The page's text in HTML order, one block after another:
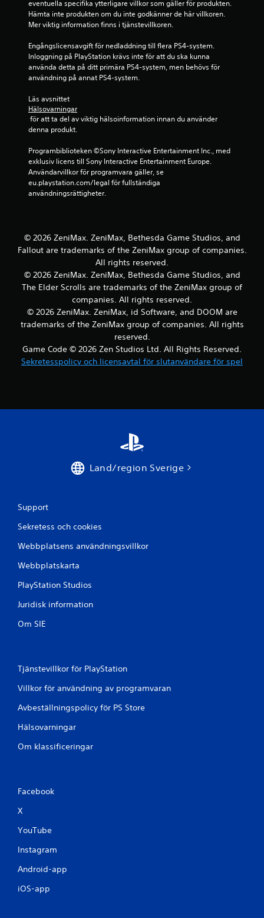
r
m
a
t
p
å
8
e
eventuella specifika ytterligare villkor som gäller för produkten.
Hämta inte produkten om du inte godkänner de här villkoren.
Mer viktig information finns i tjänstevillkoren.
Engångslicensavgift för nedladdning till flera PS4-system.
Inloggning på PlayStation krävs inte för att du ska kunna
använda detta på ditt primära PS4-system, men behövs för
användning på annat PS4-system.
Läs avsnittet
Hälsovarningar
denna produkt.
Programbiblioteken ©Sony Interactive Entertainment Inc., med
exklusiv licens till Sony Interactive Entertainment Europe.
Användarvillkor för programvara gäller, se
eu.playstation.com/legal för fullständiga
användningsrättigheter.
© 2026 ZeniMax. ZeniMax, Bethesda Game Studios, and
Fallout are trademarks of the ZeniMax group of companies.
All rights reserved.
© 2026 ZeniMax. ZeniMax, Bethesda Game Studios, and
The Elder Scrolls are trademarks of the ZeniMax group of
companies. All rights reserved.
© 2026 ZeniMax. ZeniMax, id Software, and DOOM are
trademarks of the ZeniMax group of companies. All rights
reserved.
Game Code © 2026 Zen Studios Ltd. All Rights Reserved.
Sekretesspolicy och licensavtal för slutanvändare för spel
Land/region Sverige
Support
Sekretess och cookies
Webbplatsens användningsvillkor
Webbplatskarta
PlayStation Studios
Juridisk information
Om SIE
Tjänstevillkor för PlayStation
Villkor för användning av programvaran
Avbeställningspolicy för PS Store
Hälsovarningar
Om klassificeringar
Facebook
X
YouTube
Instagram
Android-app
iOS-app